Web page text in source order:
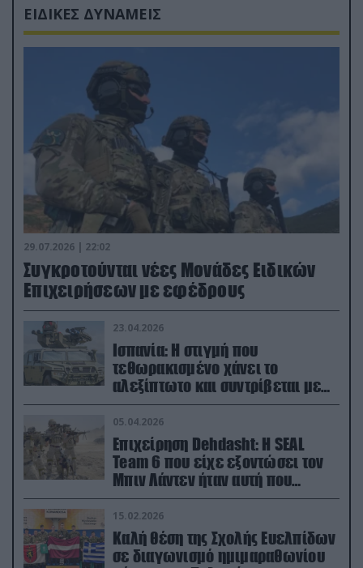
ΕΙΔΙΚΕΣ ΔΥΝΑΜΕΙΣ
29.07.2026 | 22:02
Συγκροτούνται νέες Μονάδες Ειδικών
Επιχειρήσεων με εφέδρους
23.04.2026
Ισπανία: Η στιγμή που
τεθωρακισμένο χάνει το
αλεξίπτωτο και συντρίβεται με
ορμή στο έδαφος (βίντεο)
05.04.2026
Επιχείρηση Dehdasht: Η SEAL
Team 6 που είχε εξοντώσει τον
Μπιν Λάντεν ήταν αυτή που
διέσωσε τον πιλότο του F-15
15.02.2026
Καλή θέση της Σχολής Ευελπίδων
σε διαγωνισμό ημιμαραθωνίου